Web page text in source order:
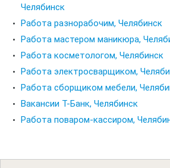
Челябинск
Работа разнорабочим, Челябинск
Работа мастером маникюра,
Работа косметологом, Челябинск
Работа электросварщиком,
Работа сборщиком мебели,
Вакансии Т-Банк, Челябинск
Работа поваром-кассиром,